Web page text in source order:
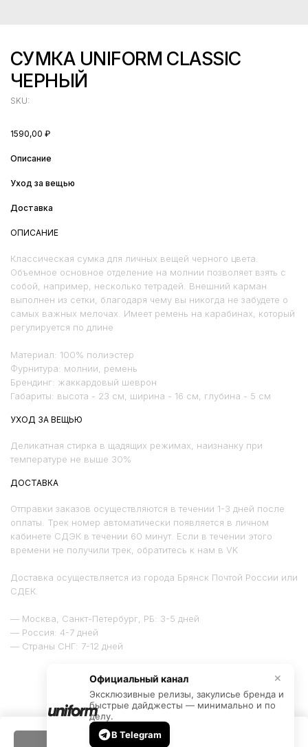
✕
Официальный канал
Эксклюзивные релизы, закулисье бренда и
быстрые дайджесты — минимально и по
делу.
В Telegram
СУМКА UNIFORM CLASSIC
ЧЕРНЫЙ
SKU:
1590,00 ₽
ДОБАВИТЬ В КОРЗИНУ
Описание
Уход за вещью
Доставка
ОПИСАНИЕ
Классическая сумка для личных вещей черного цвета.
Объемное основное отделение на молнии позволяет взять с
собой, например, несколько тетрадей. Внешний карман
выполнен из сетки, благодаря чему вы никогда не забудете о
самых важных мелочах. Имеет ремень на карабинах, который
регулируется по длине
Материал: 100% полиэстер
Фурнитура: молнии, ремень
Брендинг: жаккардовый шеврон
Габариты: высота - 23 см, ширина - 16 см, глубина - 5 см
УХОД ЗА ВЕЩЬЮ
Деликатная стирка в щадящих режимах, наизнанку при
температуре не выше 30%
ДОСТАВКА
Отправки заказов осуществляются в течении 1-3 дней после
оплаты. Трек номер автоматически появляется в личном
кабинете СДЭК в течении 60 минут. Если в течении этого
времени не получили трек, обратитесь к нам в VK
Доставка осуществляется из города Брянск Почтой России или
СДЕК.
— Москва, Санкт-Петербург, РБ: 3-5 дней
— Россия: 4-7 дней
— Страны СНГ: 7-12 дней
Сотрудничество: alexey@outfit.team